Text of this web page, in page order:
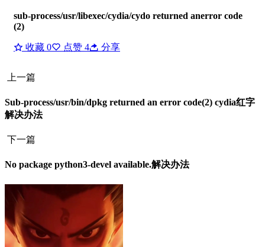
sub-process/usr/libexec/cydia/cydo returned anerror code
(2)
收藏 0 点赞 4 分享
上一篇
Sub-process/usr/bin/dpkg returned an error code(2) cydia红字
解决办法
下一篇
No package python3-devel available.解决办法